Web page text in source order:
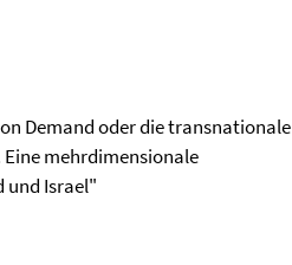
Demand oder die transnationale
mehrdimensionale
und Israel"